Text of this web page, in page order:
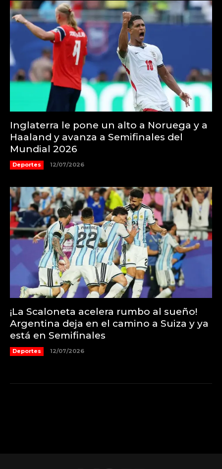
Inglaterra le pone un alto a Noruega y a
Haaland y avanza a Semifinales del
Mundial 2026
Deportes 12/07/2026
¡La Scaloneta acelera rumbo al sueño!
Argentina deja en el camino a Suiza y ya
está en Semifinales
Deportes 12/07/2026